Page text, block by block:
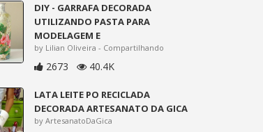
DIY - GARRAFA DECORADA
UTILIZANDO PASTA PARA
MODELAGEM E
by Lilian Oliveira - Compartilhando
2673 40.4K
LATA LEITE PO RECICLADA
DECORADA ARTESANATO DA GICA
by ArtesanatoDaGica